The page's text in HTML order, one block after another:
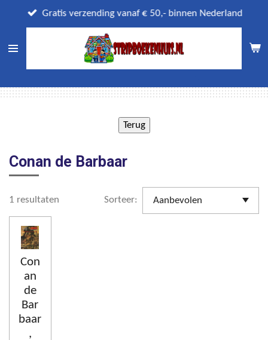
direct
naar
Gratis verzending vanaf € 50,- binnen Nederland
Conan de Barbaar
1 resultaten Sorteer:
Con
an
de
Bar
baar
,